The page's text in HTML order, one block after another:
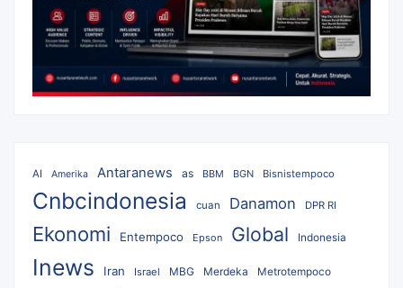
AI Amerika Antaranews as BBM BGN Bisnistempoco
Cnbcindonesia cuan Danamon DPR RI
Ekonomi Entempoco Epson Global Indonesia
Inews Iran Israel MBG Merdeka Metrotempoco